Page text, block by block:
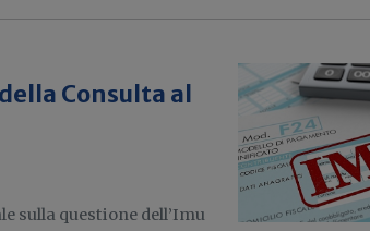
Consulta al
sulla questione dell’Imu